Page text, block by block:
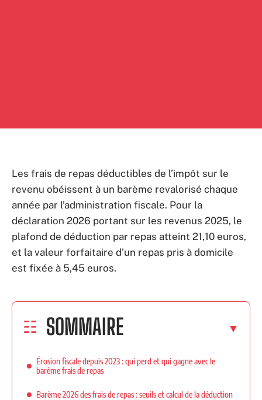
Les frais de repas déductibles de l’impôt sur le
revenu obéissent à un barème revalorisé chaque
année par l’administration fiscale. Pour la
déclaration 2026 portant sur les revenus 2025, le
plafond de déduction par repas atteint 21,10 euros,
et la valeur forfaitaire d’un repas pris à domicile
est fixée à 5,45 euros.
SOMMAIRE
Érosion fiscale depuis 2023 : qui perd et qui gagne avec le
barème frais de repas
Barème 2026 des frais de repas : seuils et calcul de la déduction